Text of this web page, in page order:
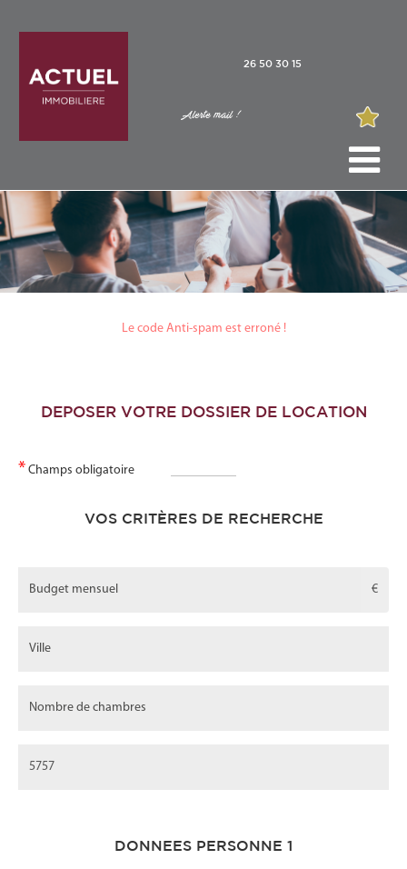
26 50 30 15
Alerte mail !
Le code Anti-spam est erroné !
DEPOSER VOTRE DOSSIER DE LOCATION
* Champs obligatoire
VOS CRITÈRES DE RECHERCHE
€
DONNEES PERSONNE 1